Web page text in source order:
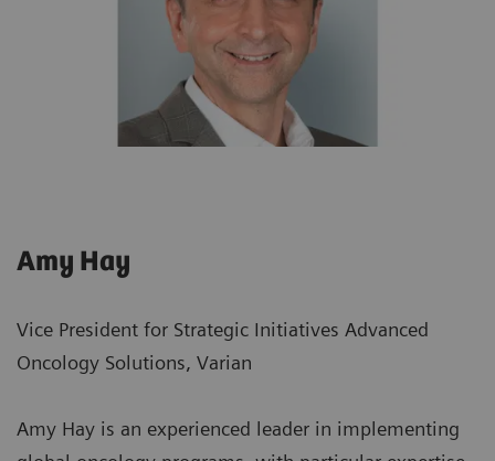
Amy Hay
Vice President for Strategic Initiatives Advanced
Oncology Solutions, Varian
Amy Hay is an experienced leader in implementing